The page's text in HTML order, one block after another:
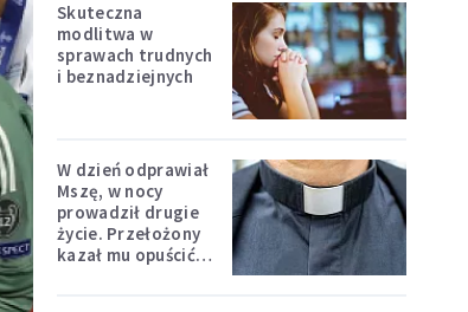
Skuteczna
modlitwa w
sprawach trudnych
i beznadziejnych
W dzień odprawiał
Mszę, w nocy
prowadził drugie
życie. Przełożony
kazał mu opuścić